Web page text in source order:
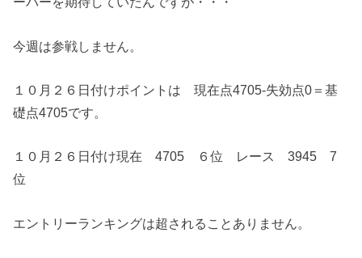
今週は参戦しません。
１０月２６日付けポイントは 現在点4705-失効点0＝基
礎点4705です。
１０月２６日付け現在 4705 ６位 レース 3945 7
位
エントリーランキングは超されることありません。